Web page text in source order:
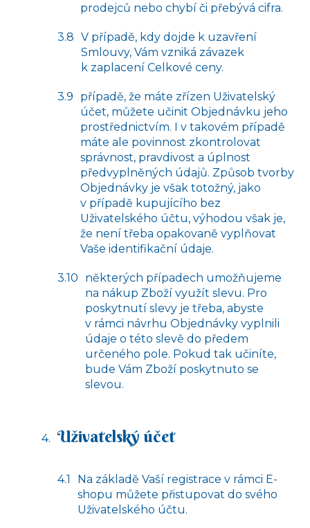
prodejců nebo chybí či přebývá cifra.
V případě, kdy dojde k uzavření
Smlouvy, Vám vzniká závazek
k zaplacení Celkové ceny.
případě, že máte zřízen Uživatelský
účet, můžete učinit Objednávku jeho
prostřednictvím. I v takovém případě
máte ale povinnost zkontrolovat
správnost, pravdivost a úplnost
předvyplněných údajů. Způsob tvorby
Objednávky je však totožný, jako
v případě kupujícího bez
Uživatelského účtu, výhodou však je,
že není třeba opakovaně vyplňovat
Vaše identifikační údaje.
některých případech umožňujeme
na nákup Zboží využít slevu. Pro
poskytnutí slevy je třeba, abyste
v rámci návrhu Objednávky vyplnili
údaje o této slevě do předem
určeného pole. Pokud tak učiníte,
bude Vám Zboží poskytnuto se
slevou.
Uživatelský účet
Na základě Vaší registrace v rámci E-
shopu můžete přistupovat do svého
Uživatelského účtu.